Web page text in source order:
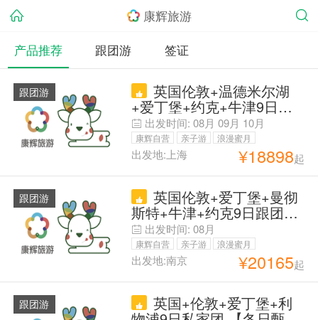
康辉旅游
产品推荐
跟团游 签证
跟团游 英国伦敦+温德米尔湖
+爱丁堡+约克+牛津9日跟
团游 拒签退】24小时中文
专车接机】大英博物馆深度
讲解+牛津剑桥双学院+湖
区乡村古堡哈利波特+中文
导游+纯玩无购物+重温童
年魔法梦
出发时间: 08月 09月 10月
康辉自营 亲子游
浪漫蜜月
父母安心游
出发地:上海 ¥18898起
跟团游 英国伦敦+爱丁堡+曼彻
斯特+牛津+约克9日跟团游
【超值】全程四星酒店&伦
敦2日半&大英博物馆入内 |
国航直飞免费联运 | 约克大
教堂&爱丁堡城堡+牛津&温
德米尔湖区+老特拉德福球
场 | 含签证费司导小费
出发时间: 08月
康辉自营 亲子游
浪漫蜜月
父母安心游
出发地:南京 ¥20165起
跟团游 英国+伦敦+爱丁堡+利